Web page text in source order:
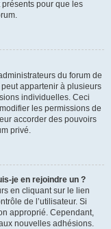
pour que les
du forum de
appartenir à plusieurs
individuelles. Ceci
les permissions de
accorder des pouvoirs
privé.
je en rejoindre un ?
en cliquant sur le lien
de l’utilisateur. Si
approprié. Cependant,
nouvelles adhésions.